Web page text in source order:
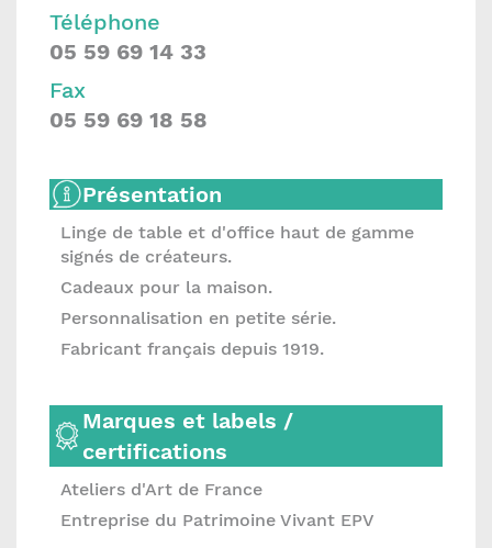
Téléphone
05 59 69 14 33
Fax
05 59 69 18 58
Présentation
Linge de table et d'office haut de gamme
signés de créateurs.
Cadeaux pour la maison.
Personnalisation en petite série.
Fabricant français depuis 1919.
Marques et labels /
certifications
Ateliers d'Art de France
Entreprise du Patrimoine Vivant EPV